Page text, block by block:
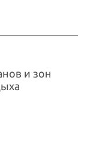
и зон